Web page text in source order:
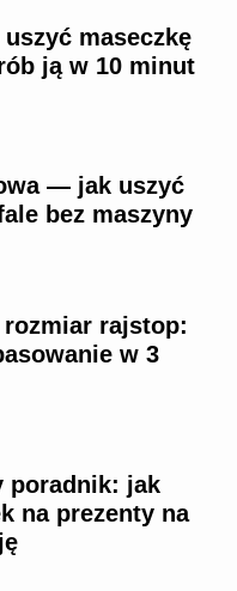
maseczkę
ją w 10 minut
— jak uszyć
bez maszyny
rajstop:
w 3
poradnik: jak
na prezenty na